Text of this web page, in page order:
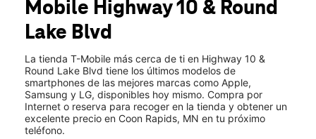
Sáb.: 10:00 a.m. a 8:00 p.m.
3467 River Rapids Dr Fc3 Coon Rapids, MN 55448
Mobile Highway 10 & Round
Lake Blvd
La tienda T-Mobile más cerca de ti en Highway 10 &
Round Lake Blvd tiene los últimos modelos de
smartphones de las mejores marcas como Apple,
Samsung y LG, disponibles hoy mismo. Compra por
Internet o reserva para recoger en la tienda y obtener un
excelente precio en Coon Rapids, MN en tu próximo
teléfono.